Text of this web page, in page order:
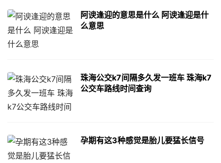
阿谀逢迎的意思是什么 阿谀逢迎是什
么意思
珠海公交k7间隔多久发一班车 珠海k7
公交车路线时间查询
孕期有这3种感觉是胎儿要猛长信号